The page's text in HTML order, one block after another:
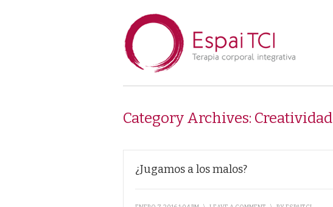
Category Archives: Creatividad
¿Jugamos a los malos?